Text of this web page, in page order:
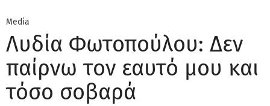
Media
Λυδία Φωτοπούλου: Δεν
παίρνω τον εαυτό μου και
τόσο σοβαρά